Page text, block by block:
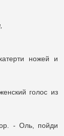
ножей и
голос из
- Оль, пойди